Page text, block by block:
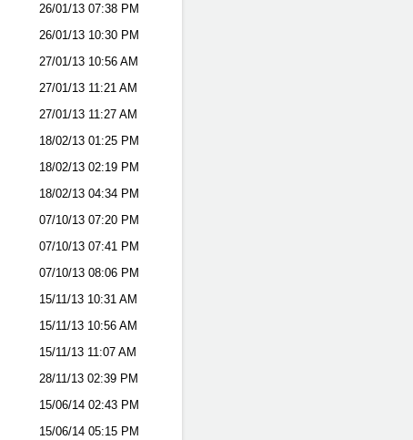
26/01/13 07:38 PM
26/01/13 10:30 PM
27/01/13 10:56 AM
27/01/13 11:21 AM
27/01/13 11:27 AM
18/02/13 01:25 PM
18/02/13 02:19 PM
18/02/13 04:34 PM
07/10/13 07:20 PM
07/10/13 07:41 PM
07/10/13 08:06 PM
15/11/13 10:31 AM
15/11/13 10:56 AM
15/11/13 11:07 AM
28/11/13 02:39 PM
15/06/14 02:43 PM
15/06/14 05:15 PM